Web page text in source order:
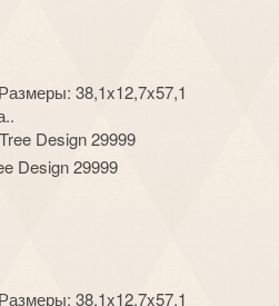
38,1x12,7x57,1
Design 29999
38,1x12,7x57,1